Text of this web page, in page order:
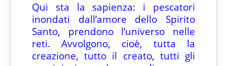
Qui sta la sapienza: i pescatori
inondati dall’amore dello Spirito
Santo, prendono l’universo nelle
reti. Avvolgono, cioè, tutta la
creazione, tutto il creato, tutti gli